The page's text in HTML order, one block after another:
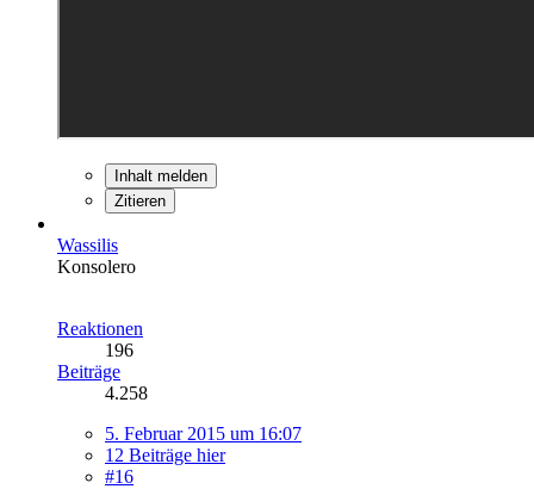
Inhalt melden
Zitieren
Wassilis
Konsolero
Reaktionen
196
Beiträge
4.258
5. Februar 2015 um 16:07
12 Beiträge hier
#16